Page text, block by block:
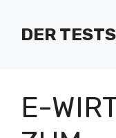
Inhalt
springen
DER
E-